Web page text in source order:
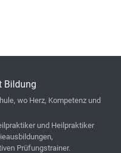
Bildung
wo Herz, Kompetenz und
und Heilpraktiker
Prüfungstrainer.